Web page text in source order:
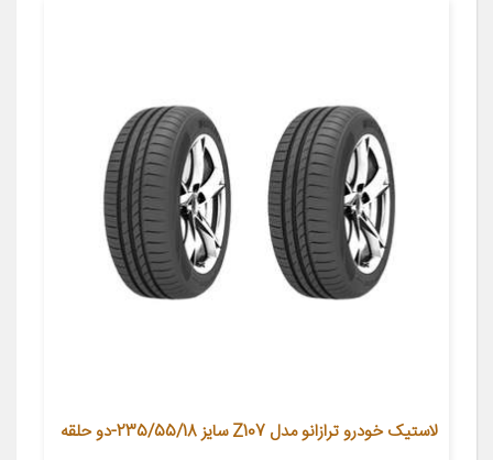
لاستیک خودرو ترازانو مدل Z107 سایز 235/55/18-دو حلقه